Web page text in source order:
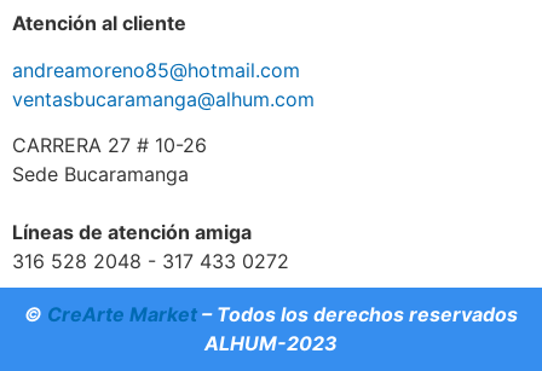
Atención al cliente
andreamoreno85@hotmail.com
ventasbucaramanga@alhum.com
CARRERA 27 # 10-26
Sede Bucaramanga
Líneas de atención amiga
316 528 2048 - 317 433 0272
© CreArte Market – Todos los derechos reservados
ALHUM-2023